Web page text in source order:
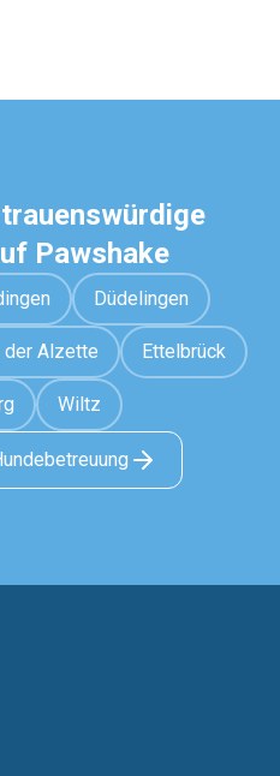
Pawshake
Düdelingen
der Alzette Ettelbrück
Wiltz